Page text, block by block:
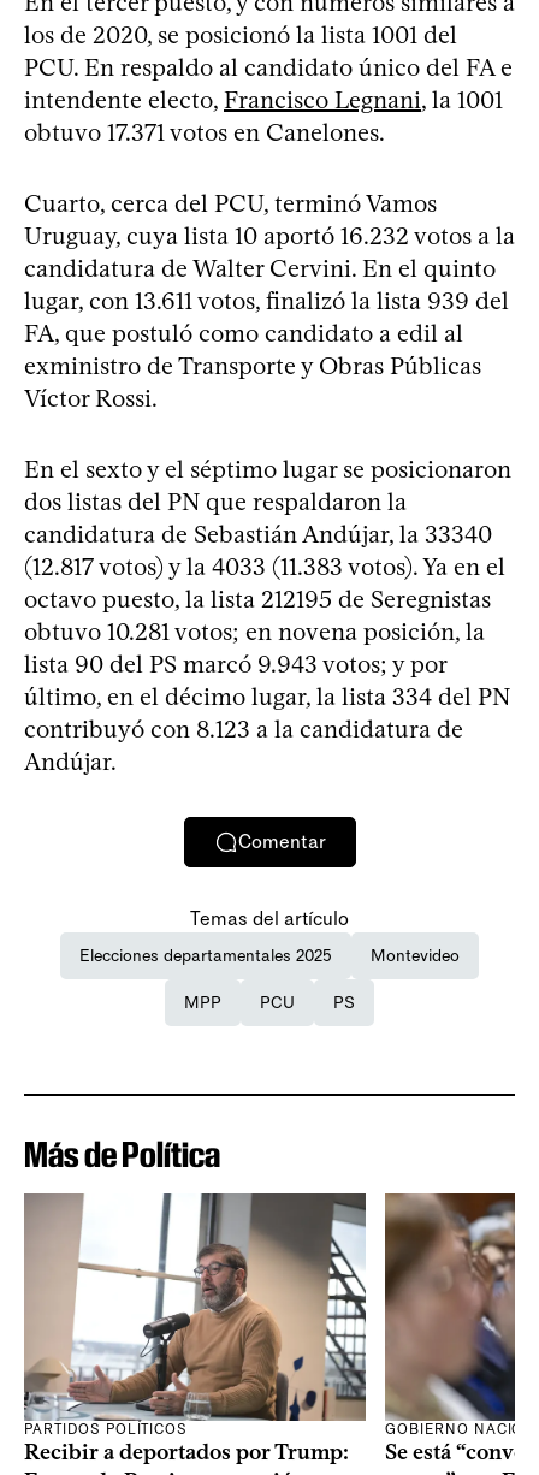
los de 2020, se posicionó la lista 1001 del
PCU. En respaldo al candidato único del FA e
intendente electo, Francisco Legnani, la 1001
obtuvo 17.371 votos en Canelones.
Cuarto, cerca del PCU, terminó Vamos
Uruguay, cuya lista 10 aportó 16.232 votos a la
candidatura de Walter Cervini. En el quinto
lugar, con 13.611 votos, finalizó la lista 939 del
FA, que postuló como candidato a edil al
exministro de Transporte y Obras Públicas
Víctor Rossi.
En el sexto y el séptimo lugar se posicionaron
dos listas del PN que respaldaron la
candidatura de Sebastián Andújar, la 33340
(12.817 votos) y la 4033 (11.383 votos). Ya en el
octavo puesto, la lista 212195 de Seregnistas
obtuvo 10.281 votos; en novena posición, la
lista 90 del PS marcó 9.943 votos; y por
último, en el décimo lugar, la lista 334 del PN
contribuyó con 8.123 a la candidatura de
Andújar.
Comentar
Temas del artículo
Elecciones departamentales 2025 Montevideo
MPP PCU PS
Más de Política
PARTIDOS POLÍTICOS
Recibir a deportados por Trump:
GOBIERNO
Se está